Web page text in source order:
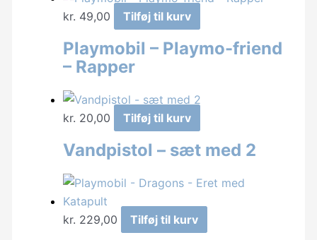
kr. 49,00 Tilføj til kurv
Playmobil – Playmo-friend
– Rapper
kr. 20,00 Tilføj til kurv
Vandpistol – sæt med 2
kr. 229,00 Tilføj til kurv